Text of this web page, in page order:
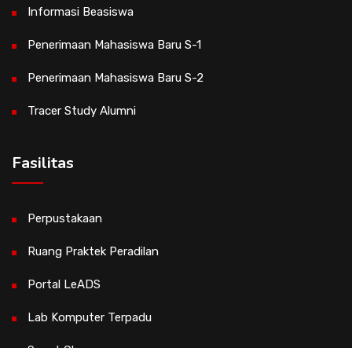
Informasi Beasiswa
Penerimaan Mahasiswa Baru S-1
Penerimaan Mahasiswa Baru S-2
Tracer Study Alumni
Fasilitas
Perpustakaan
Ruang Praktek Peradilan
Portal LeADS
Lab Komputer Terpadu